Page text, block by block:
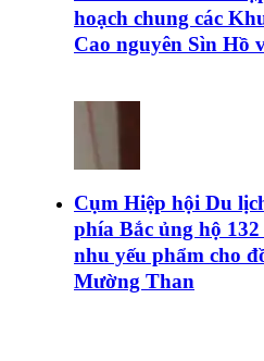
hoạch chung các
Cao nguyên Sìn Hồ
Cụm Hiệp hội Du
phía Bắc ủng hộ
nhu yếu phẩm cho
Mường Than